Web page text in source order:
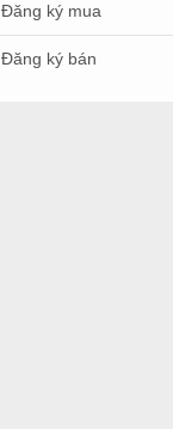
Đăng ký mua
Đăng ký bán